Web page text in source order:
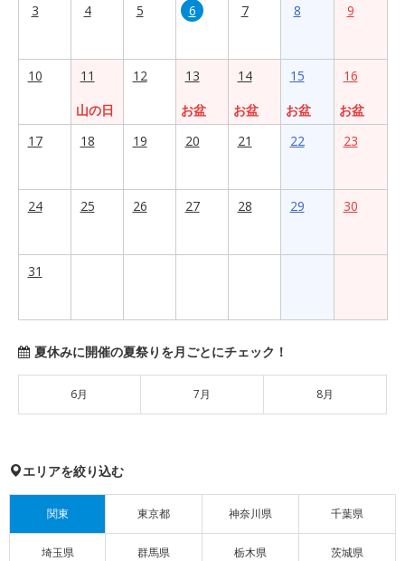
3 4 5 6 7 8 9
10
11
山の日
12
13
お盆
14
お盆
15
お盆
16
お盆
17
18 19 20 21 22 23
24 25 26 27 28 29 30
31
夏休みに開催の夏祭りを月ごとにチェック！
6月 7月 8月
エリアを絞り込む
関東 東京都 神奈川県 千葉県
埼玉県 群馬県 栃木県 茨城県